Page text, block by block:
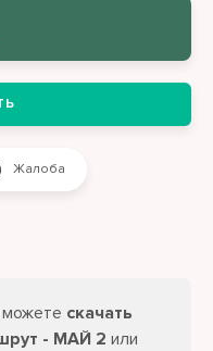
Жалоба
скачать
- МАЙ 2 или